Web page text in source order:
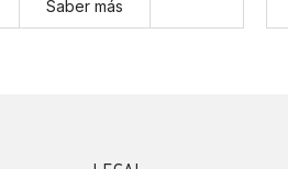
Saber más